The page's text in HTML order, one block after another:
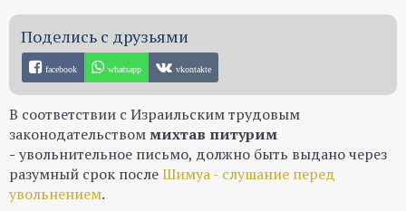
facebook whatsapp vkontakte
В соответствии с Израильским трудовым
законодательствоммихтав питурим
- увольнительное письмо, должно быть выдано через
разумный срок после Шимуа - слушание перед
увольнением.